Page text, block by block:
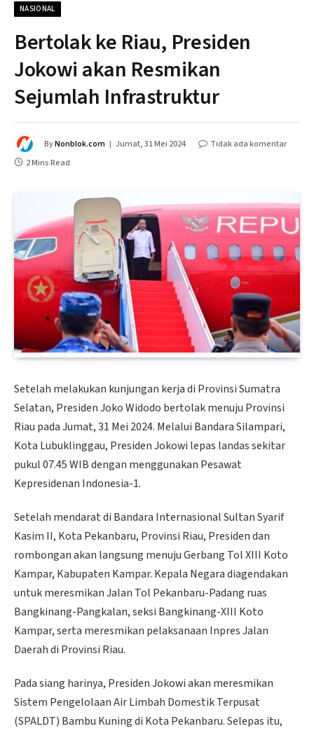
NASIONAL
Bertolak ke Riau, Presiden
Jokowi akan Resmikan
Sejumlah Infrastruktur
ByNonblok.com Jumat, 31 Mei 2024
Tidak ada komentar
2 Mins Read
Setelah melakukan kunjungan kerja di Provinsi Sumatra
Selatan, Presiden Joko Widodo bertolak menuju Provinsi
Riau pada Jumat, 31 Mei 2024. Melalui Bandara Silampari,
Kota Lubuklinggau, Presiden Jokowi lepas landas sekitar
pukul 07.45 WIB dengan menggunakan Pesawat
Kepresidenan Indonesia-1.
Setelah mendarat di Bandara Internasional Sultan Syarif
Kasim II, Kota Pekanbaru, Provinsi Riau, Presiden dan
rombongan akan langsung menuju Gerbang Tol XIII Koto
Kampar, Kabupaten Kampar. Kepala Negara diagendakan
untuk meresmikan Jalan Tol Pekanbaru-Padang ruas
Bangkinang-Pangkalan, seksi Bangkinang-XIII Koto
Kampar, serta meresmikan pelaksanaan Inpres Jalan
Daerah di Provinsi Riau.
Pada siang harinya, Presiden Jokowi akan meresmikan
Sistem Pengelolaan Air Limbah Domestik Terpusat
(SPALDT) Bambu Kuning di Kota Pekanbaru. Selepas itu,